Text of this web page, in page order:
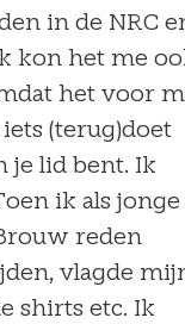
in de NRC
kon het me
het voor
(terug)doet
je lid bent. Ik
ik als jonge
reden
vlagde
shirts etc. Ik